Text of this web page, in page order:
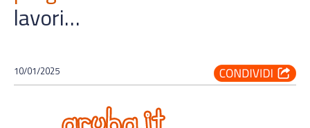
lavori…
10/01/2025